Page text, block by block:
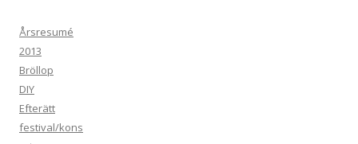
Årsresumé
2013
Bröllop
DIY
Efterätt
festival/kons